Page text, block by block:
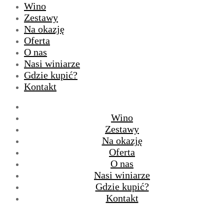
Wino
Zestawy
Na okazję
Oferta
O nas
Nasi winiarze
Gdzie kupić?
Kontakt
Wino
Zestawy
Na okazję
Oferta
O nas
Nasi winiarze
Gdzie kupić?
Kontakt